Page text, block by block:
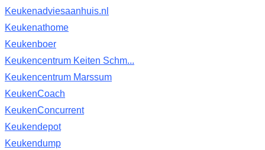
Keukenadviesaanhuis.nl
Keukenathome
Keukenboer
Keukencentrum Keiten Schm...
Keukencentrum Marssum
KeukenCoach
KeukenConcurrent
Keukendepot
Keukendump